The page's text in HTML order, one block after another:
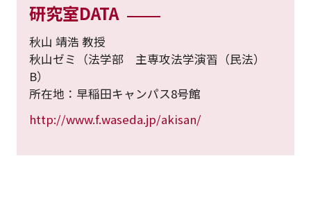
研究室DATA
秋山 靖浩 教授
秋山ゼミ（法学部 主専攻法学演習（民法）
B）
所在地：早稲田キャンパス8号館
http://www.f.waseda.jp/akisan/